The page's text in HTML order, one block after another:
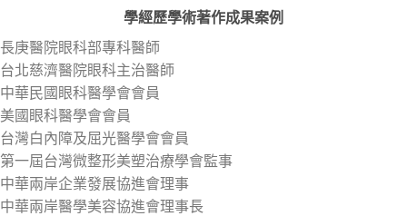
學經歷學術著作成果案例
長庚醫院眼科部專科醫師
台北慈濟醫院眼科主治醫師
中華民國眼科醫學會會員
美國眼科醫學會會員
台灣白內障及屈光醫學會會員
第一屆台灣微整形美塑治療學會監事
中華兩岸企業發展協進會理事
中華兩岸醫學美容協進會理事長